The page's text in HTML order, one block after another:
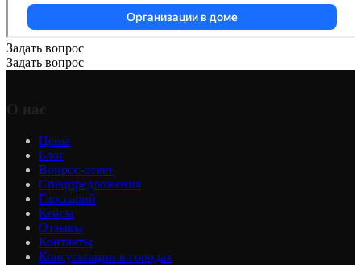
Задать вопрос
Задать вопрос
Цены
Блог
Вопрос-ответ
Спецпредложения
Глоссарий
Кейсы
Отзывы
Контакты
Консультации в городах